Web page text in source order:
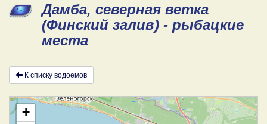
Дамба, северная ветка
(Финский залив) - рыбацкие
места
К списку водоемов
+